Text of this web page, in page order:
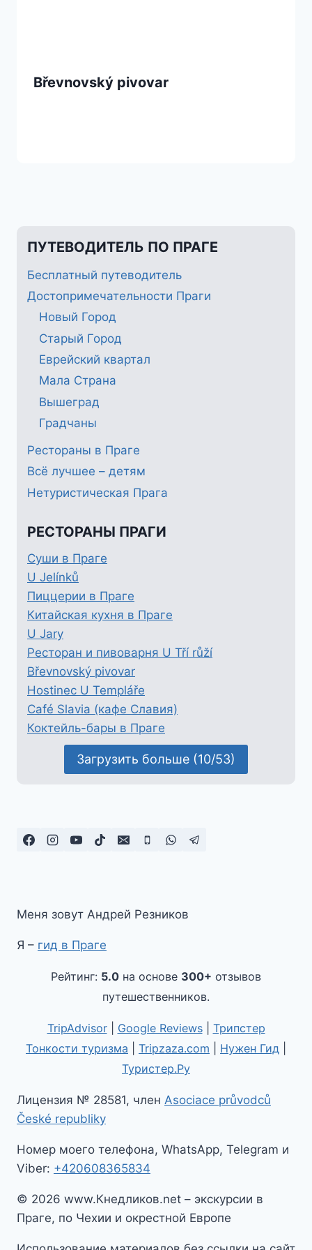
Břevnovský pivovar
ПУТЕВОДИТЕЛЬ ПО ПРАГЕ
Бесплатный путеводитель
Достопримечательности Праги
Новый Город
Старый Город
Еврейский квартал
Мала Страна
Вышеград
Градчаны
Рестораны в Праге
Всё лучшее – детям
Нетуристическая Прага
РЕСТОРАНЫ ПРАГИ
Суши в Праге
U Jelínků
Пиццерии в Праге
Китайская кухня в Праге
U Jary
Ресторан и пивоварня U Tří růží
Břevnovský pivovar
Hostinec U Templáře
Café Slavia (кафе Славия)
Коктейль-бары в Праге
Загрузить больше (10/53)
Меня зовут Андрей Резников
Я – гид в Праге
Рейтинг: 5.0 на основе 300+ отзывов
путешественников.
TripAdvisor| Google Reviews| Трипстер
Тонкости туризма
Tripzaza.com Нужен Гид
Туристер.Ру
Лицензия № 28581, член Asociace průvodců
České republiky
Номер моего телефона, WhatsApp, Telegram и
Viber: +420608365834
© 2026 www.Кнедликов.net – экскурсии в
Праге, по Чехии и окрестной Европе